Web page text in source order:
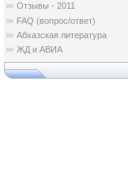
Oтзывы - 2011
FAQ (вопрос/ответ)
Абхазская литература
ЖД и АВИА